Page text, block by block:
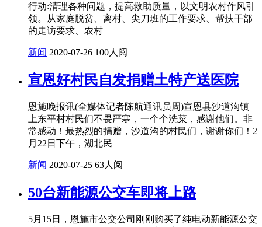
行动:清理各种问题，提高救助质量，以文明农村作风引
领。从家庭脱贫、离村、尖刀班的工作要求、帮扶干部
的走访要求、农村
新闻 2020-07-26 100人阅
宣恩好村民自发捐赠土特产送医院
恩施晚报讯(全媒体记者陈航通讯员周)宣恩县沙道沟镇
上东平村村民们不畏严寒，一个个洗菜，感谢他们。非
常感动！最热烈的捐赠，沙道沟的村民们，谢谢你们！2
月22日下午，湖北民
新闻 2020-07-25 63人阅
50台新能源公交车即将上路
5月15日，恩施市公交公司刚刚购买了纯电动新能源公交